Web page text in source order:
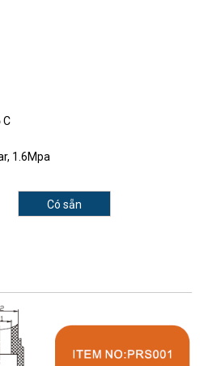
C
1.6Mpa
Có sẵn